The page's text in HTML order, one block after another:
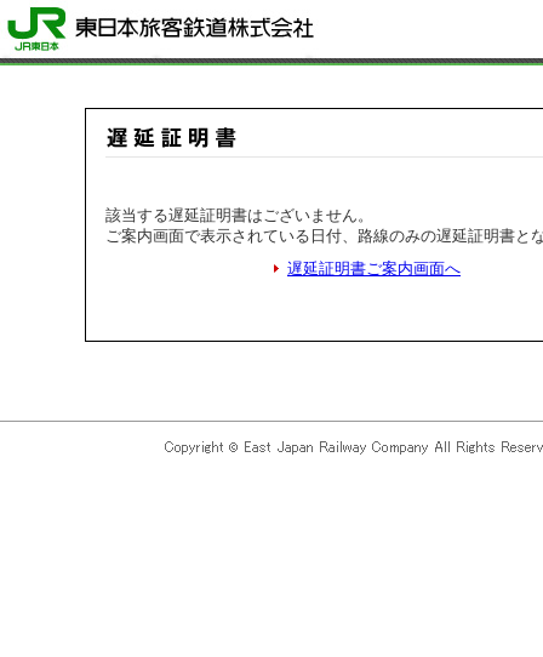
該当する遅延証明書はございません。
ご案内画面で表示されている日付、路線のみの遅延証明書と
遅延証明書ご案内画面へ